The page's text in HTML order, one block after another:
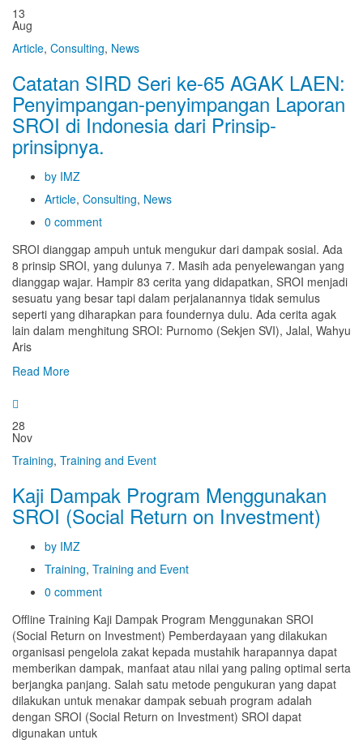
13
Aug
Article, Consulting, News
Catatan SIRD Seri ke-65 AGAK LAEN:
Penyimpangan-penyimpangan Laporan
SROI di Indonesia dari Prinsip-
prinsipnya.
by IMZ
Article, Consulting, News
0 comment
SROI dianggap ampuh untuk mengukur dari dampak sosial. Ada
8 prinsip SROI, yang dulunya 7. Masih ada penyelewangan yang
dianggap wajar. Hampir 83 cerita yang didapatkan, SROI menjadi
sesuatu yang besar tapi dalam perjalanannya tidak semulus
seperti yang diharapkan para foundernya dulu. Ada cerita agak
lain dalam menghitung SROI: Purnomo (Sekjen SVI), Jalal, Wahyu
Aris
Read More
28
Nov
Training, Training and Event
Kaji Dampak Program Menggunakan
SROI (Social Return on Investment)
by IMZ
Training, Training and Event
0 comment
Offline Training Kaji Dampak Program Menggunakan SROI
(Social Return on Investment) Pemberdayaan yang dilakukan
organisasi pengelola zakat kepada mustahik harapannya dapat
memberikan dampak, manfaat atau nilai yang paling optimal serta
berjangka panjang. Salah satu metode pengukuran yang dapat
dilakukan untuk menakar dampak sebuah program adalah
dengan SROI (Social Return on Investment) SROI dapat
digunakan untuk